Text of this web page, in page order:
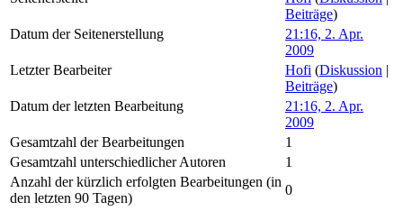
Beiträge)
Datum der Seitenerstellung
21:16, 2. Apr.
2009
Letzter Bearbeiter
Hofi (Diskussion |
Beiträge)
Datum der letzten Bearbeitung
21:16, 2. Apr.
2009
Gesamtzahl der Bearbeitungen
1
Gesamtzahl unterschiedlicher Autoren
1
Anzahl der kürzlich erfolgten Bearbeitungen (in
den letzten 90 Tagen)
0